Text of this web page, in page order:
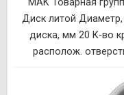
MAK Товарная
Диск литой
диска, мм 20 К-во
располож.